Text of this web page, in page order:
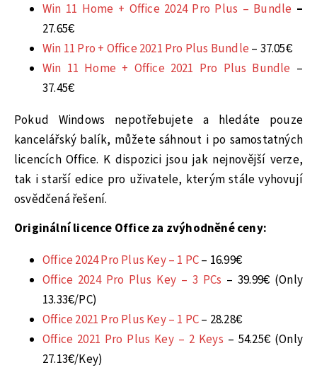
Win 11 Home + Office 2024 Pro Plus – Bundle –
27.65€
Win 11 Pro + Office 2021 Pro Plus Bundle – 37.05€
Win 11 Home + Office 2021 Pro Plus Bundle –
37.45€
Pokud Windows nepotřebujete a hledáte pouze
kancelářský balík, můžete sáhnout i po samostatných
licencích Office. K dispozici jsou jak nejnovější verze,
tak i starší edice pro uživatele, kterým stále vyhovují
osvědčená řešení.
Originální licence Office za zvýhodněné ceny:
Office 2024 Pro Plus Key – 1 PC– 16.99€
Office 2024 Pro Plus Key – 3 PCs – 39.99€ (Only
13.33€/PC)
Office 2021 Pro Plus Key – 1 PC– 28.28€
Office 2021 Pro Plus Key – 2 Keys – 54.25€ (Only
27.13€/Key)